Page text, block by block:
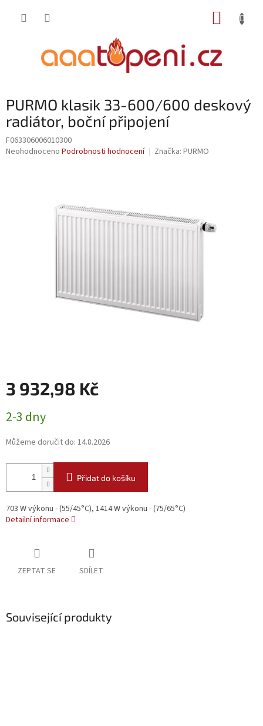
PURMO klasik 33-600/600 deskový
radiátor, boční připojení
F063306006010300
Průměrné
Neohodnoceno Podrobnosti hodnocení Značka: PURMO
3 932,98 Kč
cena:
2-3 dny
Můžeme doručit do: 14.8.2026
Přidat do košíku
703 W výkonu - (55/45°C), 1414 W výkonu - (75/65°C)
Detailní informace
ZEPTAT SE SDÍLET
Související produkty